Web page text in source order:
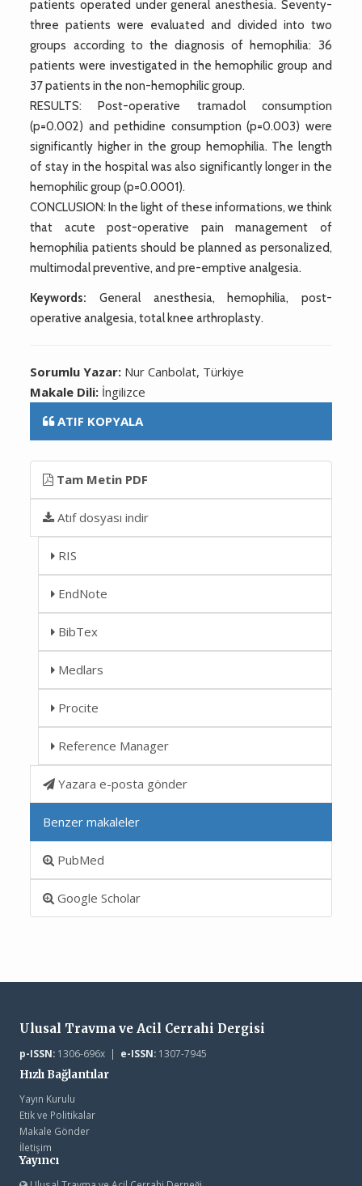
patients operated under general anesthesia. Seventy-
three patients were evaluated and divided into two
groups according to the diagnosis of hemophilia: 36
patients were investigated in the hemophilic group and
37 patients in the non-hemophilic group.
RESULTS: Post-operative tramadol consumption
(p=0.002) and pethidine consumption (p=0.003) were
significantly higher in the group hemophilia. The length
of stay in the hospital was also significantly longer in the
hemophilic group (p=0.0001).
CONCLUSION: In the light of these informations, we think
that acute post-operative pain management of
hemophilia patients should be planned as personalized,
multimodal preventive, and pre-emptive analgesia.
Keywords: General anesthesia, hemophilia, post-
operative analgesia, total knee arthroplasty.
Sorumlu Yazar: Nur Canbolat, Türkiye
Makale Dili: İngilizce
ATIF KOPYALA
Tam Metin PDF
Atıf dosyası indir
RIS
EndNote
BibTex
Medlars
Procite
Reference Manager
Yazara e-posta gönder
Benzer makaleler
PubMed
Google Scholar
Ulusal Travma ve Acil Cerrahi Dergisi
p-ISSN:1306-696x | e-ISSN:1307-7945
Hızlı Bağlantılar
Yayın Kurulu
Etik ve Politikalar
Makale Gönder
İletişim
Yayıncı